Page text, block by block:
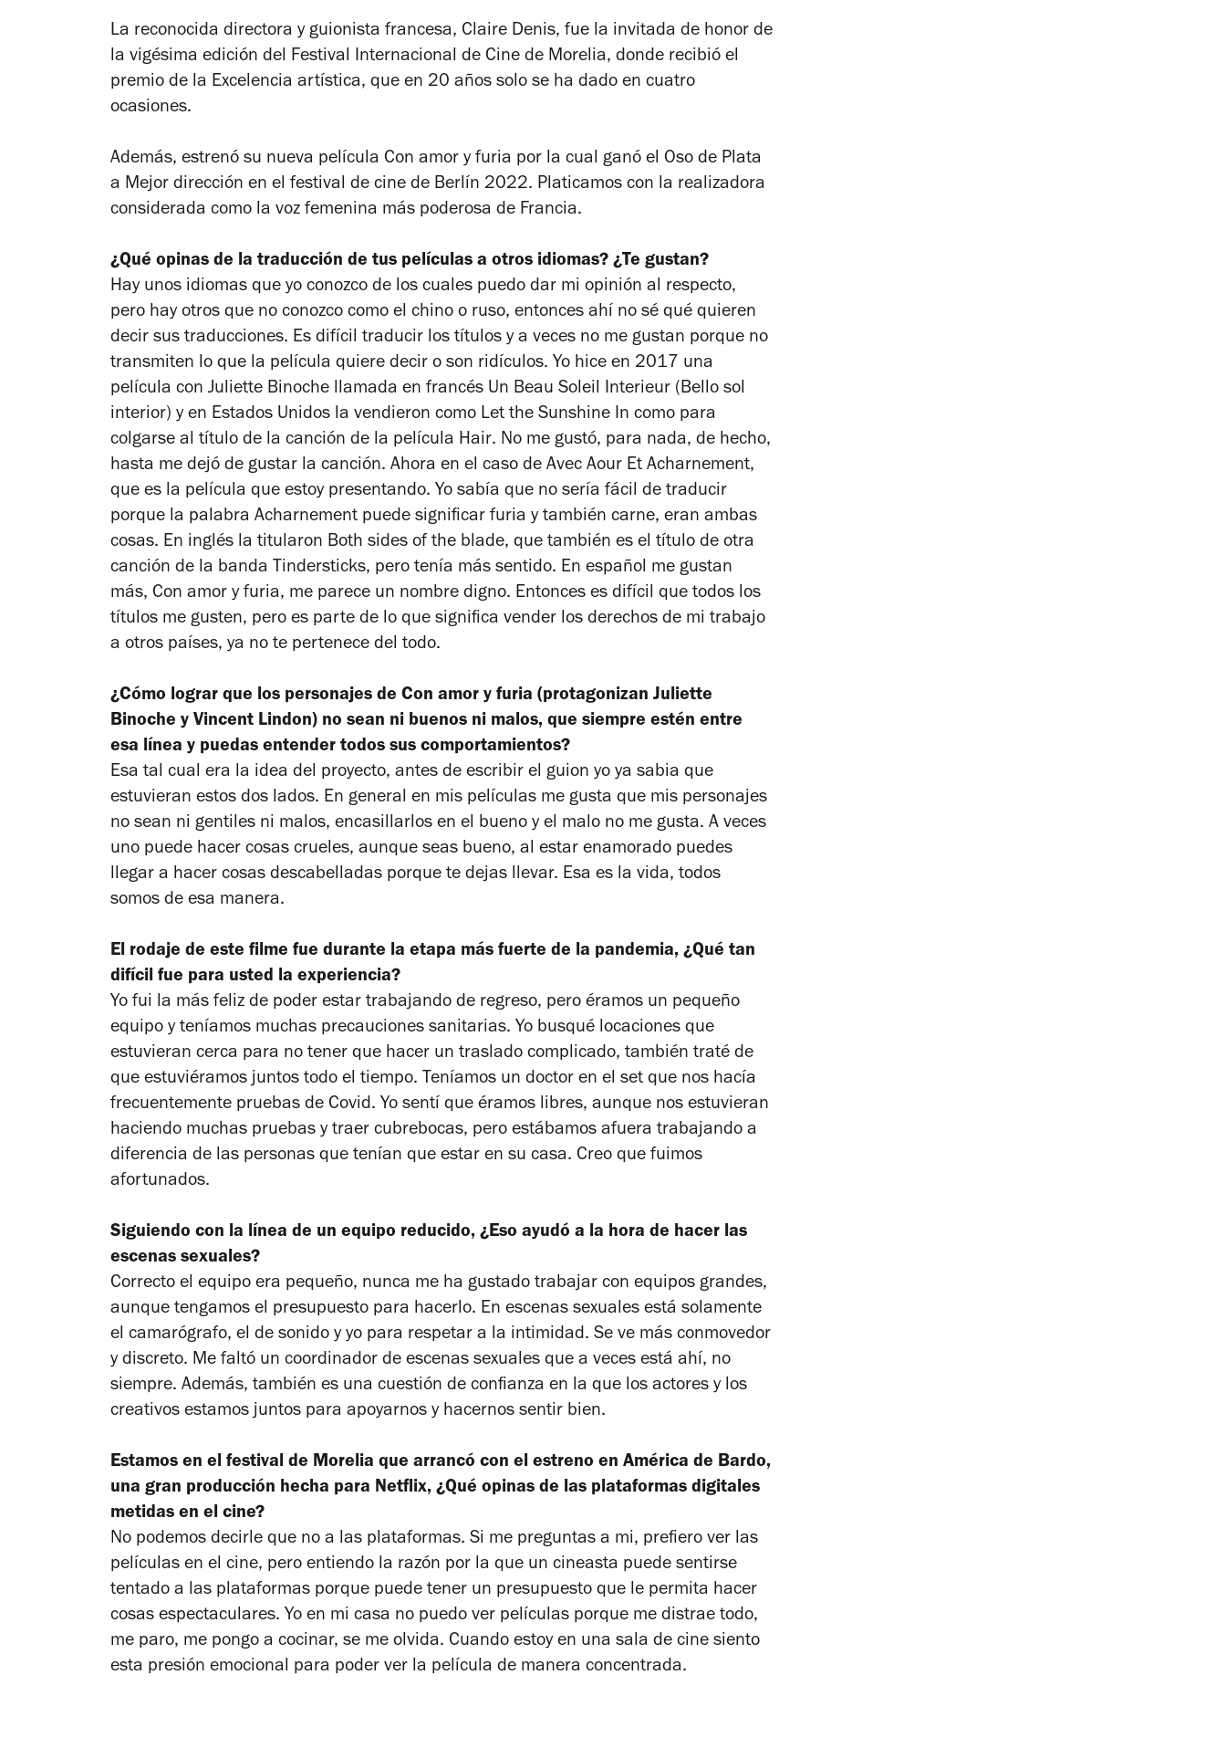
La reconocida directora y guionista francesa, Claire Denis, fue la invitada de honor de
la vigésima edición del Festival Internacional de Cine de Morelia, donde recibió el
premio de la Excelencia artística, que en 20 años solo se ha dado en cuatro
ocasiones.
Además, estrenó su nueva película Con amor y furia por la cual ganó el Oso de Plata
a Mejor dirección en el festival de cine de Berlín 2022. Platicamos con la realizadora
considerada como la voz femenina más poderosa de Francia.
¿Qué opinas de la traducción de tus películas a otros idiomas? ¿Te gustan?
Hay unos idiomas que yo conozco de los cuales puedo dar mi opinión al respecto,
pero hay otros que no conozco como el chino o ruso, entonces ahí no sé qué quieren
decir sus traducciones. Es difícil traducir los títulos y a veces no me gustan porque no
transmiten lo que la película quiere decir o son ridículos. Yo hice en 2017 una
película con Juliette Binoche llamada en francés Un Beau Soleil Interieur (Bello sol
interior) y en Estados Unidos la vendieron como Let the Sunshine In como para
colgarse al título de la canción de la película Hair. No me gustó, para nada, de hecho,
hasta me dejó de gustar la canción. Ahora en el caso de Avec Aour Et Acharnement,
que es la película que estoy presentando. Yo sabía que no sería fácil de traducir
porque la palabra Acharnement puede significar furia y también carne, eran ambas
cosas. En inglés la titularon Both sides of the blade, que también es el título de otra
canción de la banda Tindersticks, pero tenía más sentido. En español me gustan
más, Con amor y furia, me parece un nombre digno. Entonces es difícil que todos los
títulos me gusten, pero es parte de lo que significa vender los derechos de mi trabajo
a otros países, ya no te pertenece del todo.
¿Cómo lograr que los personajes de Con amor y furia (protagonizan Juliette
Binoche y Vincent Lindon) no sean ni buenos ni malos, que siempre estén entre
esa línea y puedas entender todos sus comportamientos?
Esa tal cual era la idea del proyecto, antes de escribir el guion yo ya sabia que
estuvieran estos dos lados. En general en mis películas me gusta que mis personajes
no sean ni gentiles ni malos, encasillarlos en el bueno y el malo no me gusta. A veces
uno puede hacer cosas crueles, aunque seas bueno, al estar enamorado puedes
llegar a hacer cosas descabelladas porque te dejas llevar. Esa es la vida, todos
somos de esa manera.
El rodaje de este filme fue durante la etapa más fuerte de la pandemia, ¿Qué tan
difícil fue para usted la experiencia?
Yo fui la más feliz de poder estar trabajando de regreso, pero éramos un pequeño
equipo y teníamos muchas precauciones sanitarias. Yo busqué locaciones que
estuvieran cerca para no tener que hacer un traslado complicado, también traté de
que estuviéramos juntos todo el tiempo. Teníamos un doctor en el set que nos hacía
frecuentemente pruebas de Covid. Yo sentí que éramos libres, aunque nos estuvieran
haciendo muchas pruebas y traer cubrebocas, pero estábamos afuera trabajando a
diferencia de las personas que tenían que estar en su casa. Creo que fuimos
afortunados.
Siguiendo con la línea de un equipo reducido, ¿Eso ayudó a la hora de hacer las
escenas sexuales?
Correcto el equipo era pequeño, nunca me ha gustado trabajar con equipos grandes,
aunque tengamos el presupuesto para hacerlo. En escenas sexuales está solamente
el camarógrafo, el de sonido y yo para respetar a la intimidad. Se ve más conmovedor
y discreto. Me faltó un coordinador de escenas sexuales que a veces está ahí, no
siempre. Además, también es una cuestión de confianza en la que los actores y los
creativos estamos juntos para apoyarnos y hacernos sentir bien.
Estamos en el festival de Morelia que arrancó con el estreno en América de Bardo,
una gran producción hecha para Netflix, ¿Qué opinas de las plataformas digitales
metidas en el cine?
No podemos decirle que no a las plataformas. Si me preguntas a mi, prefiero ver las
películas en el cine, pero entiendo la razón por la que un cineasta puede sentirse
tentado a las plataformas porque puede tener un presupuesto que le permita hacer
cosas espectaculares. Yo en mi casa no puedo ver películas porque me distrae todo,
me paro, me pongo a cocinar, se me olvida. Cuando estoy en una sala de cine siento
esta presión emocional para poder ver la película de manera concentrada.